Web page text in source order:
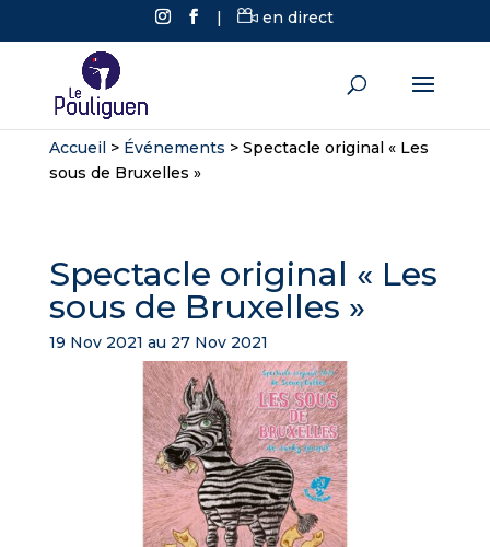
| en direct
Accueil> Événements > Spectacle original « Les
sous de Bruxelles »
Spectacle original « Les
sous de Bruxelles »
19 Nov 2021 au 27 Nov 2021